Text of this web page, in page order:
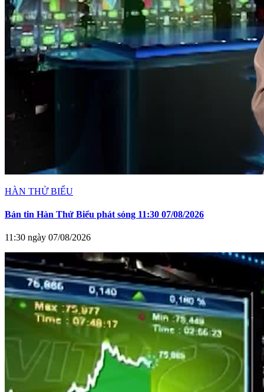
HÀN THỬ BIỂU
Bản tin Hàn Thử Biểu phát sóng 11:30 07/08/2026
11:30 ngày 07/08/2026